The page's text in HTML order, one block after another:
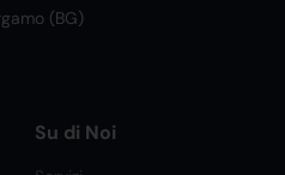
(BG)
Su di Noi